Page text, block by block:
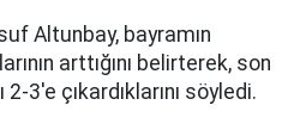
Altunbay, bayramın
arttığını belirterek, son
3'e çıkardıklarını söyledi.